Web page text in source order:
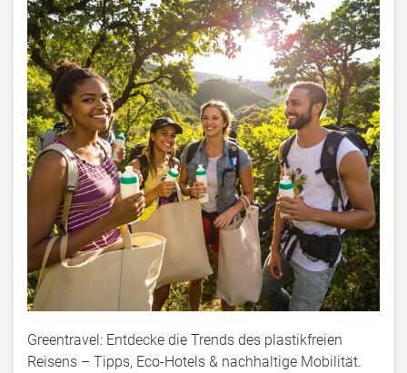
Greentravel: Entdecke die Trends des plastikfreien
Reisens – Tipps, Eco-Hotels & nachhaltige Mobilität.